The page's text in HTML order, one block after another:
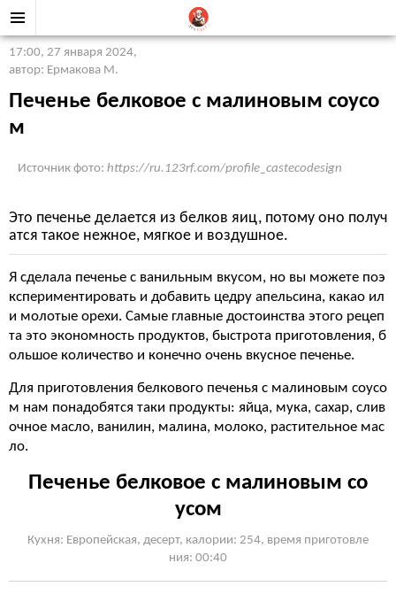
17:00, 27 января 2024,
автор: Ермакова М.
Печенье белковое с малиновым соусо
м
Источник фото: https://ru.123rf.com/profile_castecodesign
Это печенье делается из белков яиц, потому оно получ
атся такое нежное, мягкое и воздушное.
Я сделала печенье с ванильным вкусом, но вы можете поэ
кспериментировать и добавить цедру апельсина, какао ил
и молотые орехи. Самые главные достоинства этого рецеп
та это экономность продуктов, быстрота приготовления, б
ольшое количество и конечно очень вкусное печенье.
Для приготовления белкового печенья с малиновым соусо
м нам понадобятся таки продукты: яйца, мука, сахар, слив
очное масло, ванилин, малина, молоко, растительное мас
ло.
Печенье белковое с малиновым со
усом
Кухня: Европейская, десерт, калории: 254, время приготовле
ния: 00:40